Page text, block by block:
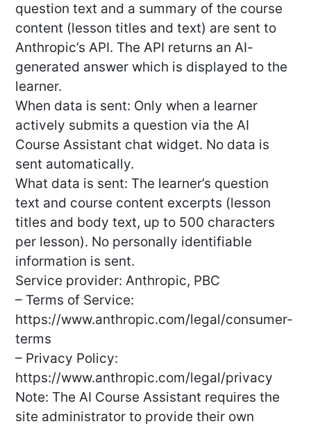
question text and a summary of the course
content (lesson titles and text) are sent to
Anthropic’s API. The API returns an AI-
generated answer which is displayed to the
learner.
When data is sent: Only when a learner
actively submits a question via the AI
Course Assistant chat widget. No data is
sent automatically.
What data is sent: The learner’s question
text and course content excerpts (lesson
titles and body text, up to 500 characters
per lesson). No personally identifiable
information is sent.
Service provider: Anthropic, PBC
– Terms of Service:
https://www.anthropic.com/legal/consumer-
terms
– Privacy Policy:
https://www.anthropic.com/legal/privacy
Note: The AI Course Assistant requires the
site administrator to provide their own